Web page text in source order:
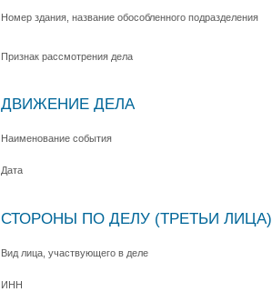
Номер здания, название обособленного подразделения
Признак рассмотрения дела
ДВИЖЕНИЕ ДЕЛА
Наименование события
Дата
СТОРОНЫ ПО ДЕЛУ (ТРЕТЬИ ЛИЦА)
Вид лица, участвующего в деле
ИНН